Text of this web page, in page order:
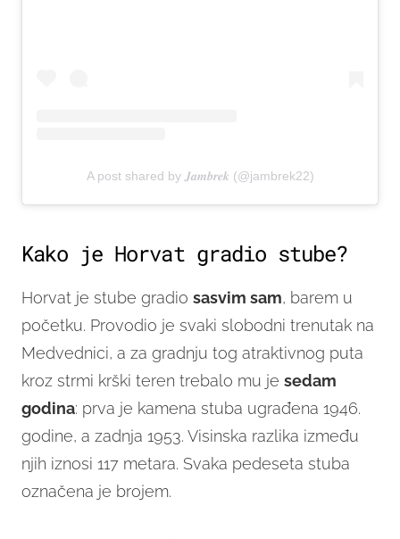
A post shared by 𝑱𝒂𝒎𝒃𝒓𝒆𝒌 (@jambrek22)
Kako je Horvat gradio stube?
Horvat je stube gradio sasvim sam, barem u
početku. Provodio je svaki slobodni trenutak na
Medvednici, a za gradnju tog atraktivnog puta
kroz strmi krški teren trebalo mu je sedam
godina: prva je kamena stuba ugrađena 1946.
godine, a zadnja 1953. Visinska razlika između
njih iznosi 117 metara. Svaka pedeseta stuba
označena je brojem.